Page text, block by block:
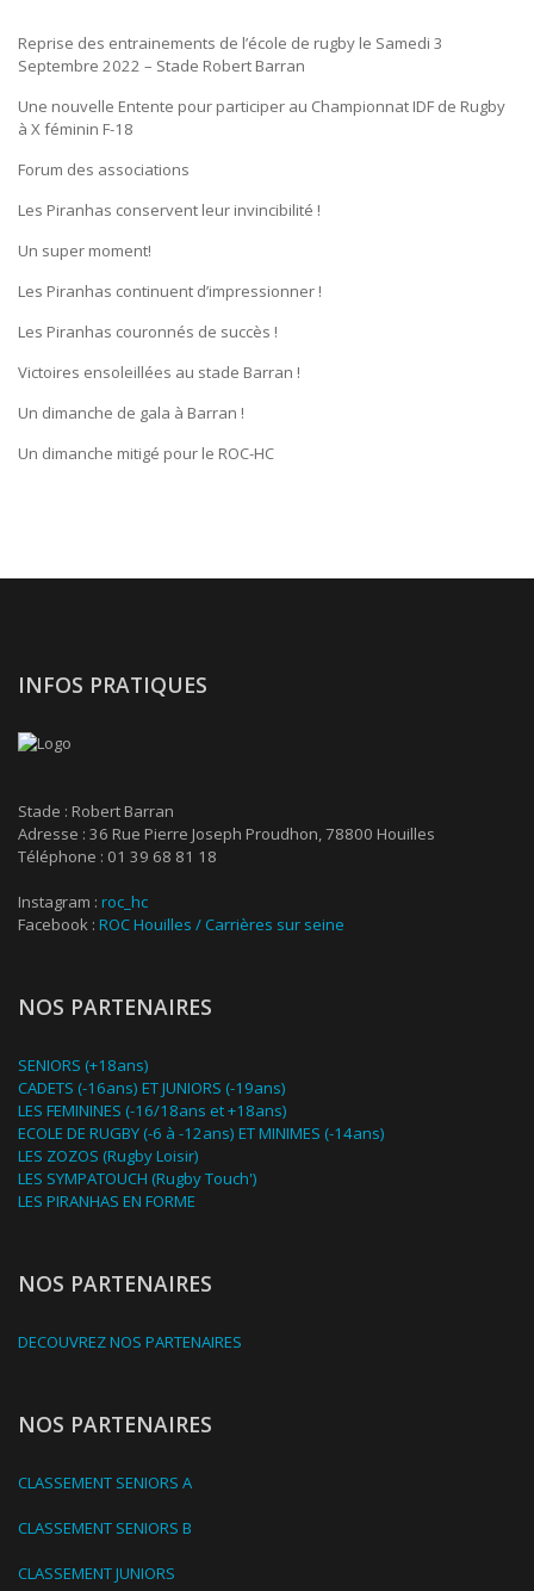
Reprise des entrainements de l’école de rugby le Samedi 3
Septembre 2022 – Stade Robert Barran
Une nouvelle Entente pour participer au Championnat IDF de Rugby
à X féminin F-18
Forum des associations
Les Piranhas conservent leur invincibilité !
Un super moment!
Les Piranhas continuent d’impressionner !
Les Piranhas couronnés de succès !
Victoires ensoleillées au stade Barran !
Un dimanche de gala à Barran !
Un dimanche mitigé pour le ROC-HC
INFOS PRATIQUES
Stade : Robert Barran
Adresse : 36 Rue Pierre Joseph Proudhon, 78800 Houilles
Téléphone : 01 39 68 81 18
Instagram : roc_hc
Facebook : ROC Houilles / Carrières sur seine
NOS PARTENAIRES
SENIORS (+18ans)
CADETS (-16ans) ET JUNIORS (-19ans)
LES FEMININES (-16/18ans et +18ans)
ECOLE DE RUGBY (-6 à -12ans) ET MINIMES (-14ans)
LES ZOZOS (Rugby Loisir)
LES SYMPATOUCH (Rugby Touch')
LES PIRANHAS EN FORME
NOS PARTENAIRES
DECOUVREZ NOS PARTENAIRES
NOS PARTENAIRES
CLASSEMENT SENIORS A
CLASSEMENT SENIORS B
CLASSEMENT JUNIORS